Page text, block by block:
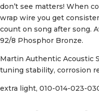
don’t see matters! When
wrap wire you get
count on song after song.
92/8 Phosphor Bronze.
Martin Authentic Acoustic
tuning stability, corrosion
extra light, 010-014-023-